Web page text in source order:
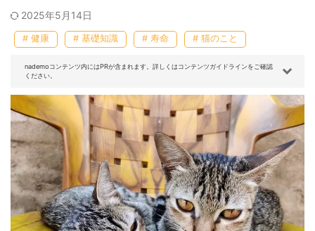
2025年5月14日
# 健康 # 基礎知識 # 寿命 # 猫のこと
nademoコンテンツ内にはPRが含まれます。詳しくはコンテンツガイドラインをご確認
ください。